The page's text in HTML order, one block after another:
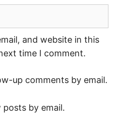
and website in this
time I comment.
up comments by email.
by email.